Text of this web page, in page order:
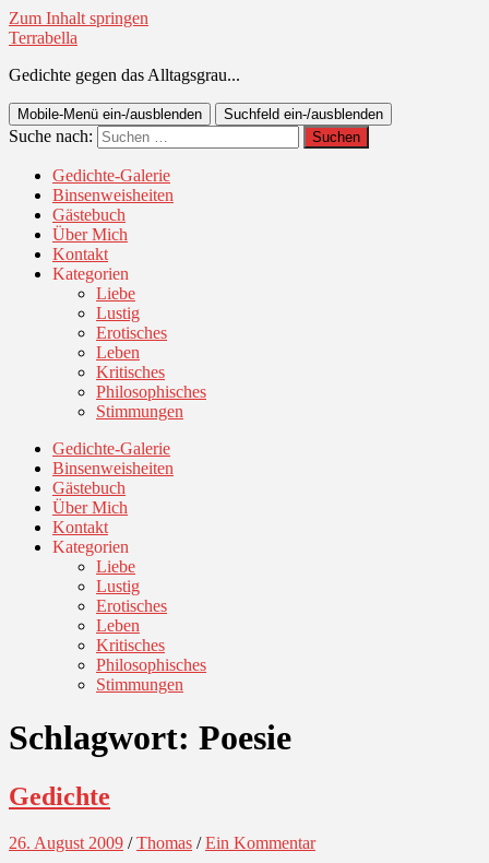
Zum Inhalt springen
Terrabella
Gedichte gegen das Alltagsgrau...
Mobile-Menü ein-/ausblenden Suchfeld ein-/ausblenden
Suche nach:
Gedichte-Galerie
Binsenweisheiten
Gästebuch
Über Mich
Kontakt
Kategorien
Liebe
Lustig
Erotisches
Leben
Kritisches
Philosophisches
Stimmungen
Gedichte-Galerie
Binsenweisheiten
Gästebuch
Über Mich
Kontakt
Kategorien
Liebe
Lustig
Erotisches
Leben
Kritisches
Philosophisches
Stimmungen
Schlagwort: Poesie
Gedichte
26. August 2009 /Thomas /Ein Kommentar